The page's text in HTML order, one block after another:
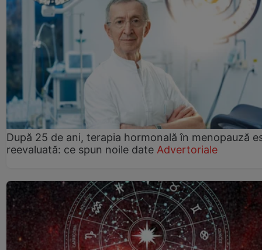
După 25 de ani, terapia hormonală în menopauză
reevaluată: ce spun noile date Advertoriale